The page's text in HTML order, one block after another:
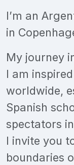
I’m an
in
My journey
I am
worldwide,
Spanish
spectators
I invite you
boundaries